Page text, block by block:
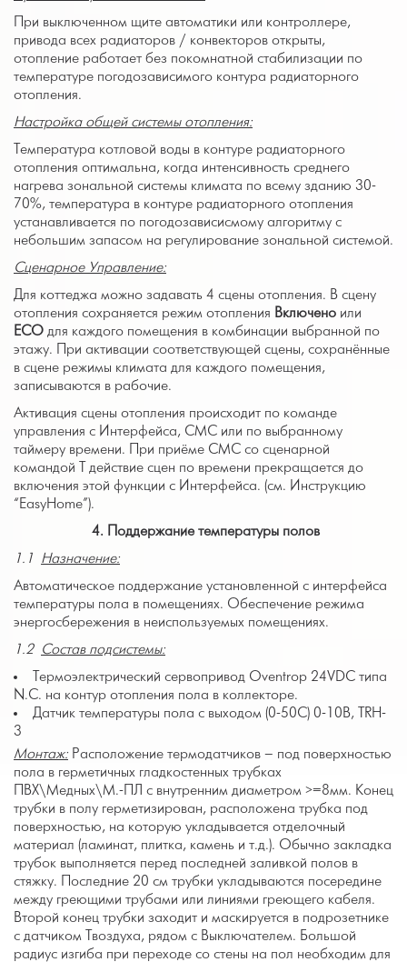
При выключенном щите автоматики или контроллере,
привода всех радиаторов / конвекторов открыты,
отопление работает без покомнатной стабилизации по
температуре погодозависимого контура радиаторного
отопления.
Настройка общей системы отопления:
Температура котловой воды в контуре радиаторного
отопления оптимальна, когда интенсивность среднего
нагрева зональной системы климата по всему зданию 30-
70%, температура в контуре радиаторного отопления
устанавливается по погодозависисмому алгоритму с
небольшим запасом на регулирование зональной системой.
Сценарное Управление:
Для коттеджа можно задавать 4 сцены отопления. В сцену
отопления сохраняется режим отопления Включено или
ECO для каждого помещения в комбинации выбранной по
этажу. При активации соответствующей сцены, сохранённые
в сцене режимы климата для каждого помещения,
записываются в рабочие.
Активация сцены отопления происходит по команде
управления с Интерфейса, СМС или по выбранному
таймеру времени. При приёме СМС со сценарной
командой Т действие сцен по времени прекращается до
включения этой функции с Интерфейса. (см. Инструкцию
“EasyHome”).
4.
Поддержание температуры полов
1.1 Назначение:
Автоматическое поддержание установленной с интерфейса
температуры пола в помещениях. Обеспечение режима
энергосбережения в неиспользуемых помещениях.
1.2 Состав подсистемы:
Термоэлектрический сервопривод Oventrop 24VDC типа
N.С. на контур отопления пола в коллекторе.
Датчик температуры пола с выходом (0-50С) 0-10В, TRH-
3
Монтаж: Расположение термодатчиков – под поверхностью
пола в герметичных гладкостенных трубках
ПВХ\Медных\М.-ПЛ с внутренним диаметром >=8мм. Конец
трубки в полу герметизирован, расположена трубка под
поверхностью, на которую укладывается отделочный
материал (ламинат, плитка, камень и т.д.). Обычно закладка
трубок выполняется перед последней заливкой полов в
стяжку. Последние 20 см трубки укладываются посередине
между греющими трубами или линиями греющего кабеля.
Второй конец трубки заходит и маскируется в подрозетнике
с датчиком Твоздуха, рядом с Выключателем. Большой
радиус изгиба при переходе со стены на пол необходим для